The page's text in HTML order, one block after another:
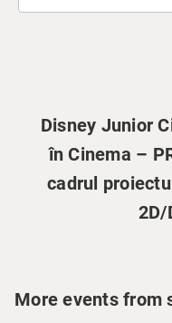
Disney Junior
în Cinema –
cadrul
2D/
More events from